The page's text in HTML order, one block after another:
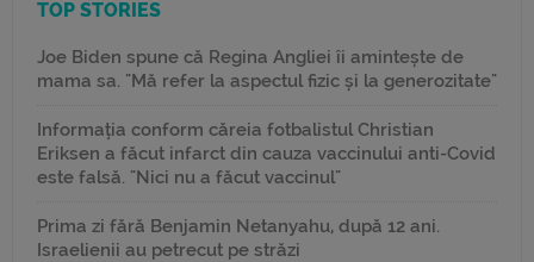
TOP STORIES
Joe Biden spune că Regina Angliei îi amintește de
mama sa. "Mă refer la aspectul fizic și la generozitate"
Informația conform căreia fotbalistul Christian
Eriksen a făcut infarct din cauza vaccinului anti-Covid
este falsă. "Nici nu a făcut vaccinul"
Prima zi fără Benjamin Netanyahu, după 12 ani.
Israelienii au petrecut pe străzi